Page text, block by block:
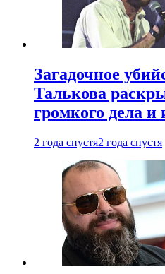
Загадочное
Талькова
громкого дела и
2 года спустя2 года спустя